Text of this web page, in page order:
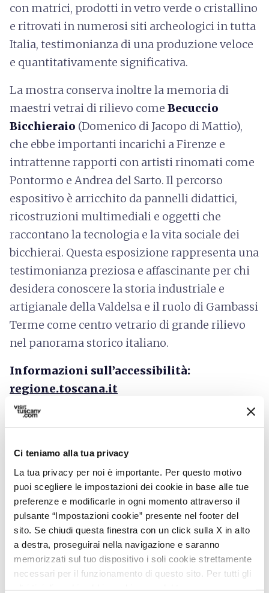
Ci teniamo alla tua privacy
La tua privacy per noi è importante. Per questo motivo
puoi scegliere le impostazioni dei cookie in base alle tue
preferenze e modificarle in ogni momento attraverso il
pulsante “Impostazioni cookie” presente nel footer del
sito. Se chiudi questa finestra con un click sulla X in alto
a destra, proseguirai nella navigazione e saranno
memorizzati sul tuo dispositivo i soli cookie strettamente
necessari per il funzionamento di questo sito. Per tutti gli
con matrici, prodotti in vetro verde o cristallino
e ritrovati in numerosi siti archeologici in tutta
Italia, testimonianza di una produzione veloce
e quantitativamente significativa.
La mostra conserva inoltre la memoria di
maestri vetrai di rilievo come Becuccio
Bicchieraio (Domenico di Jacopo di Mattio),
che ebbe importanti incarichi a Firenze e
intrattenne rapporti con artisti rinomati come
Pontormo e Andrea del Sarto. Il percorso
espositivo è arricchito da pannelli didattici,
ricostruzioni multimediali e oggetti che
raccontano la tecnologia e la vita sociale dei
bicchierai. Questa esposizione rappresenta una
testimonianza preziosa e affascinante per chi
desidera conoscere la storia industriale e
artigianale della Valdelsa e il ruolo di Gambassi
Terme come centro vetrario di grande rilievo
nel panorama storico italiano.
Informazioni sull’accessibilità:
regione.toscana.it